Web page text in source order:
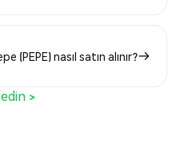
(PEPE) nasıl satın alınır?
>